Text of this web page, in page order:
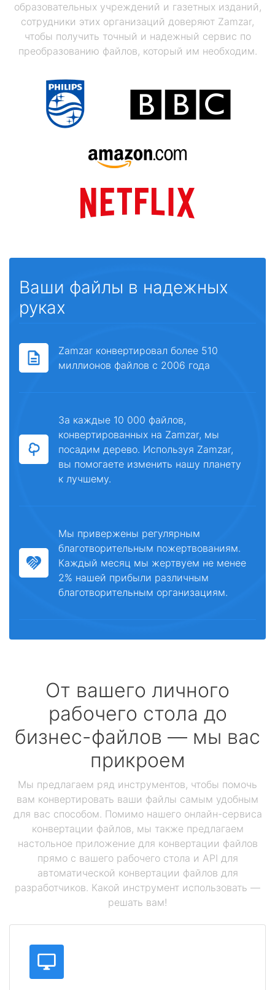
образовательных учреждений и газетных изданий,
сотрудники этих организаций доверяют Zamzar,
чтобы получить точный и надежный сервис по
преобразованию файлов, который им необходим.
Ваши файлы в надежных
руках
Zamzar конвертировал более 510
миллионов файлов с 2006 года
За каждые 10 000 файлов,
конвертированных на Zamzar, мы
посадим дерево. Используя Zamzar,
вы помогаете изменить нашу планету
к лучшему.
Мы привержены регулярным
благотворительным пожертвованиям.
Каждый месяц мы жертвуем не менее
2% нашей прибыли различным
благотворительным организациям.
От вашего личного
рабочего стола до
бизнес-файлов — мы вас
прикроем
Мы предлагаем ряд инструментов, чтобы помочь
вам конвертировать ваши файлы самым удобным
для вас способом. Помимо нашего онлайн-сервиса
конвертации файлов, мы также предлагаем
настольное приложение для конвертации файлов
прямо с вашего рабочего стола и API для
автоматической конвертации файлов для
разработчиков. Какой инструмент использовать —
решать вам!